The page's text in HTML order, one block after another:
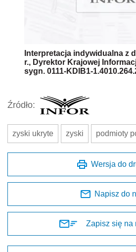
Interpretacja indywidualna z
r., Dyrektor Krajowej
sygn. 0111-KDIB1-
Źródło:
zyski ukryte zyski podmioty
Wersja do
Napisz do
Zapisz się na